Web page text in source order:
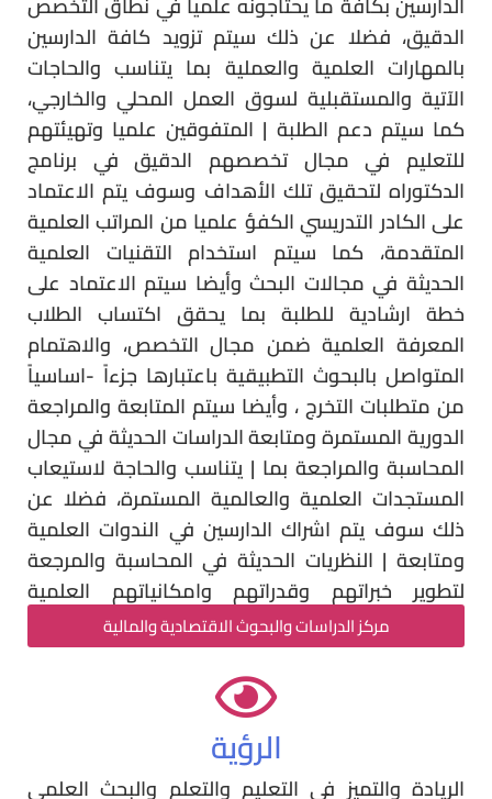
الدقيق، فضلا عن ذلك سيتم تزويد كافة الدارسين
بالمهارات العلمية والعملية بما يتناسب والحاجات
الآتية والمستقبلية لسوق العمل المحلي والخارجي،
كما سيتم دعم الطلبة | المتفوقين علميا وتهيئتهم
للتعليم في مجال تخصصهم الدقيق في برنامج
الدكتوراه لتحقيق تلك الأهداف وسوف يتم الاعتماد
على الكادر التدريسي الكفؤ علميا من المراتب العلمية
المتقدمة، كما سيتم استخدام التقنيات العلمية
الحديثة في مجالات البحث وأيضا سيتم الاعتماد على
خطة ارشادية للطلبة بما يحقق اكتساب الطلاب
المعرفة العلمية ضمن مجال التخصص، والاهتمام
المتواصل بالبحوث التطبيقية باعتبارها جزءاً -اساسياً
من متطلبات التخرج ، وأيضا سيتم المتابعة والمراجعة
الدورية المستمرة ومتابعة الدراسات الحديثة في مجال
المحاسبة والمراجعة بما | يتناسب والحاجة لاستيعاب
المستجدات العلمية والعالمية المستمرة، فضلا عن
ذلك سوف يتم اشراك الدارسين في الندوات العلمية
ومتابعة | النظريات الحديثة في المحاسبة والمرجعة
لتطوير خبراتهم وقدراتهم وامكانياتهم العلمية
والعملية.مركز الدراسات والبحوث الاقتصادية والمالية
الرؤية
الريادة والتميز في التعليم والتعلم والبحث العلمي